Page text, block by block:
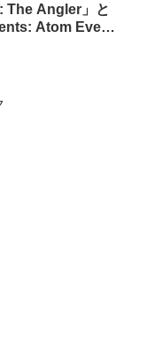
The Angler」と
Atom Eve」